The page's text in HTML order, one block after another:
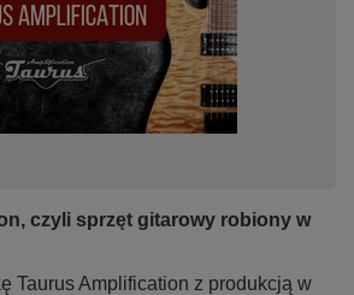
czyli sprzęt gitarowy robiony w
Taurus Amplification z produkcją w